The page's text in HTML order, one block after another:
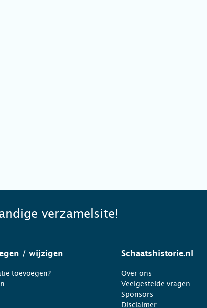
verzamelsite!
/ wijzigen
toevoegen?
Schaatshistorie.nl
Over ons
Veelgestelde vragen
Sponsors
Disclaimer